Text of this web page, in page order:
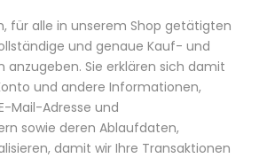
für alle in unserem Shop getätigten
und genaue Kauf- und
Sie erklären sich damit
und andere Informationen,
Mail-Adresse und
sowie deren Ablaufdaten,
damit wir Ihre Transaktionen